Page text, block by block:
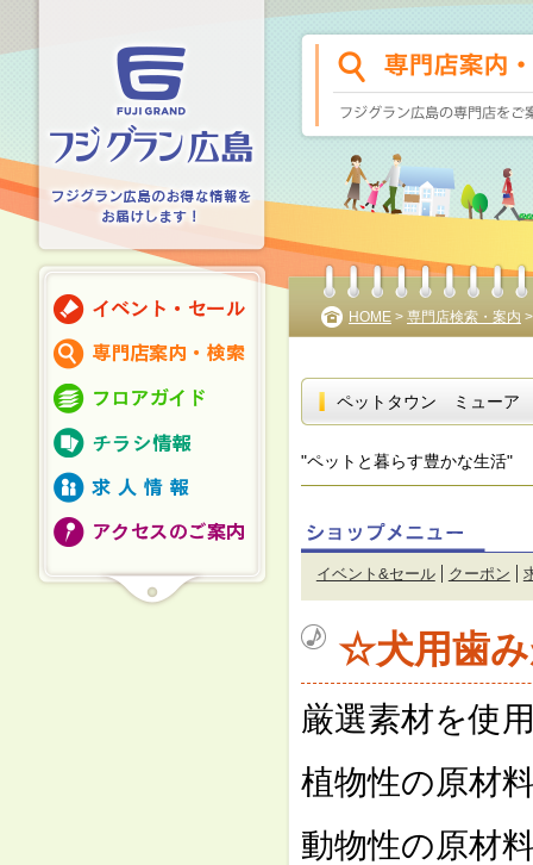
HOME > 専門店検索・案内
ペットタウン ミューア
"ペットと暮らす豊かな生活"
イベント&セール クーポン
☆犬用歯
厳選素材を使
植物性の原材
動物性の原材